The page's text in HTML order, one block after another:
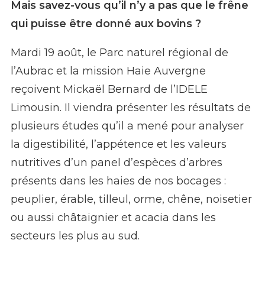
Mais savez-vous qu’il n’y a pas que le frêne
qui puisse être donné aux bovins ?
Mardi 19 août, le Parc naturel régional de
l’Aubrac et la mission Haie Auvergne
reçoivent Mickaël Bernard de l’IDELE
Limousin. Il viendra présenter les résultats de
plusieurs études qu’il a mené pour analyser
la digestibilité, l’appétence et les valeurs
nutritives d’un panel d’espèces d’arbres
présents dans les haies de nos bocages :
peuplier, érable, tilleul, orme, chêne, noisetier
ou aussi châtaignier et acacia dans les
secteurs les plus au sud.